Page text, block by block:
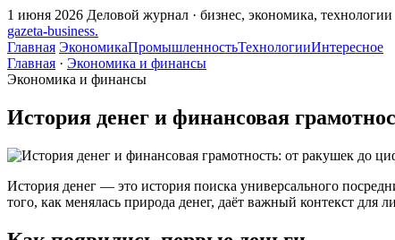
1 июня 2026 Деловой журнал · бизнес, экономика, технологии
gazeta-business.
Главная ЭкономикаПромышленностьТехнологииИнтересное
Главная · Экономика и финансы
Экономика и финансы
История денег и финансовая
История денег — это история поиска универсального
того, как менялась природа денег, даёт важный контекст для